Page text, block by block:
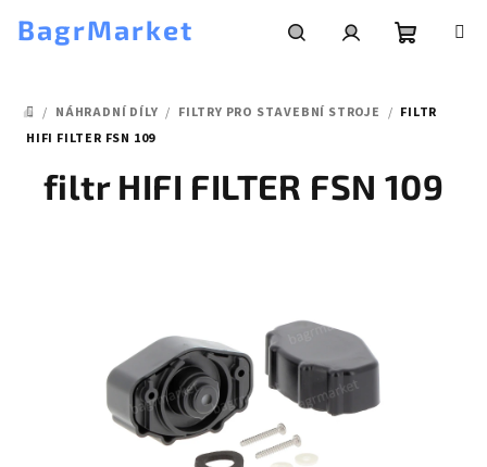
BagrMarket
DOMŮ
/ NÁHRADNÍ DÍLY / FILTRY PRO STAVEBNÍ STROJE / FILTR
HIFI FILTER FSN 109
filtr HIFI FILTER FSN 109